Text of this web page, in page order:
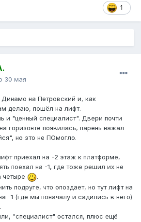
1
30 мая
на Петровский и, как
делаю, пошёл на лифт.
и "ценный специалист". Двери почти
горизонте появилась, парень нажал
но это не ПОмогло.
приехал на -2 этаж к платформе,
поехал на -1, где тоже решил их не
четыре
.
подруге, что опоздает, но тут лифт на
-1 (где мы поначалу и садились в него)
"специалист" остался, плюс ещё